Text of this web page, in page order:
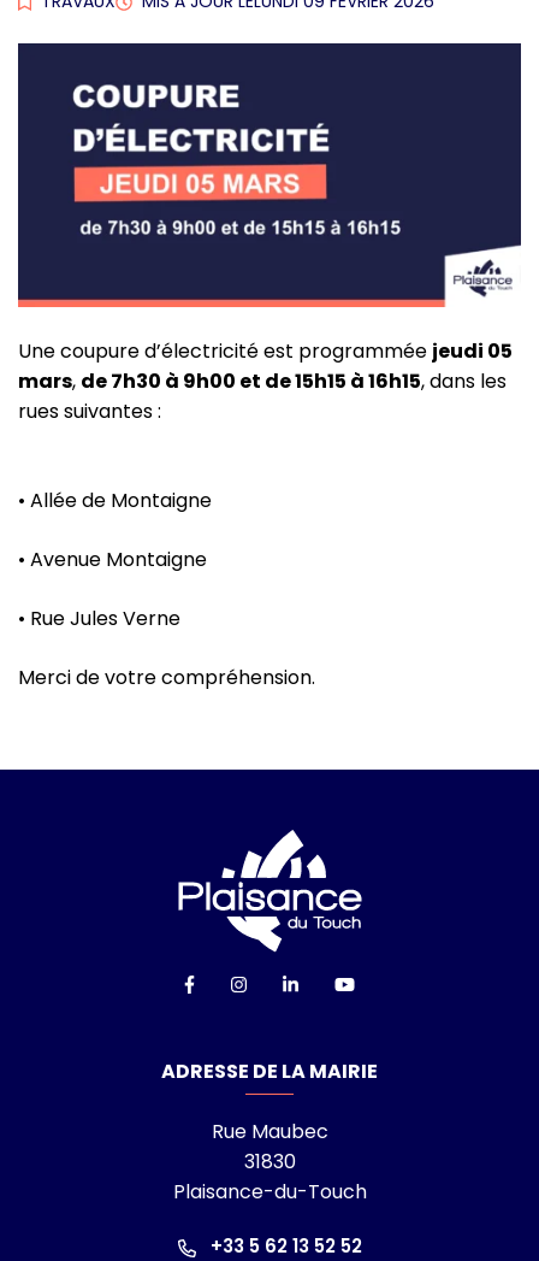
Une coupure d’électricité est programmée jeudi 05
mars, de 7h30 à 9h00 et de 15h15 à 16h15, dans les
rues suivantes :
• Allée de Montaigne
• Avenue Montaigne
• Rue Jules Verne
Merci de votre compréhension.
Lien vers le compte Facebook
Lien vers le compte Instagram
Lien vers le compte
Lien vers la chaîne
ADRESSE DE LA MAIRIE
Rue Maubec
31830
Plaisance-du-Touch
+33 5 62 13 52 52